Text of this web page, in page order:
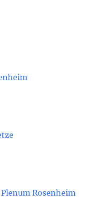
Rosenheim